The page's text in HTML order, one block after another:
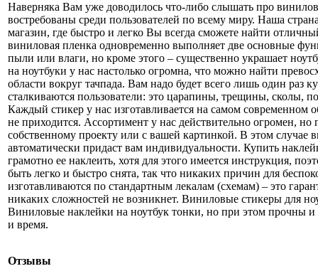
Наверняка Вам уже доводилось что-либо слышать про
востребованы среди пользователей по всему миру. Наша
магазин, где быстро и легко Вы всегда сможете найти
виниловая пленка одновременно выполняет две основные
пыли или влаги, но кроме этого – существенно украшает
на ноутбуки у нас настолько огромна, что можно найти
области вокруг тачпада. Вам надо будет всего лишь один раз
сталкиваются пользователи: это царапины, трещины, сколы,
Каждый стикер у нас изготавливается на самом современном
не приходится. Ассортимент у нас действительно огромен,
собственному проекту или с вашей картинкой. В этом случае
автоматически придаст вам индивидуальности. Купить
грамотно ее наклеить, хотя для этого имеется инструкция,
быть легко и быстро снята, так что никаких причин для
изготавливаются по стандартным лекалам (схемам) – это
никаких сложностей не возникнет. Виниловые стикеры для
Виниловые наклейки на ноутбук тонки, но при этом прочны
и время.
Отзывы